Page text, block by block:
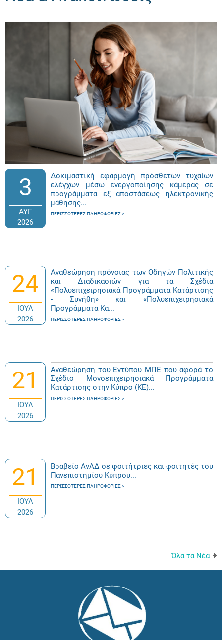
3
ΑΥΓ
2026
Δοκιμαστική εφαρμογή πρόσθετων τυχαίων
ελέγχων μέσω ενεργοποίησης κάμερας σε
προγράμματα εξ αποστάσεως ηλεκτρονικής
μάθησης...
ΠΕΡΙΣΣΌΤΕΡΕΣ ΠΛΗΡΟΦΟΡΊΕΣ
24
ΙΟΥΛ
2026
Αναθεώρηση πρόνοιας των Οδηγών Πολιτικής
και Διαδικασιών για τα Σχέδια
«Πολυεπιχειρησιακά Προγράμματα Κατάρτισης
- Συνήθη» και «Πολυεπιχειρησιακά
Προγράμματα Κα...
ΠΕΡΙΣΣΌΤΕΡΕΣ ΠΛΗΡΟΦΟΡΊΕΣ
21
ΙΟΥΛ
2026
Αναθεώρηση του Εντύπου ΜΠΕ που αφορά το
Σχέδιο Μονοεπιχειρησιακά Προγράμματα
Κατάρτισης στην Κύπρο (ΚΕ)...
ΠΕΡΙΣΣΌΤΕΡΕΣ ΠΛΗΡΟΦΟΡΊΕΣ
21
ΙΟΥΛ
2026
Βραβείο ΑνΑΔ σε φοιτήτριες και φοιτητές του
Πανεπιστημίου Κύπρου...
ΠΕΡΙΣΣΌΤΕΡΕΣ ΠΛΗΡΟΦΟΡΊΕΣ
Όλα τα Νέα